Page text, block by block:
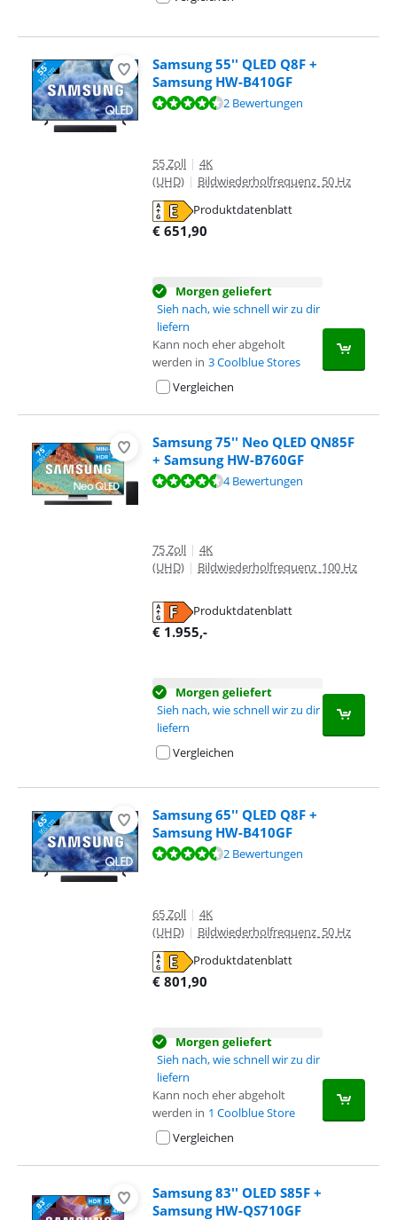
Samsung 55'' QLED Q8F +
Samsung HW-B410GF
Bewertet mit 9,0 von 10, basierend auf 2 Bewertungen.
2 Bewertungen
55 Zoll | 4K
(UHD) | Bildwiederholfrequenz 50 Hz
Produktdatenblatt
wird in neuem Tab geöffnet
€ 651,90
Morgen geliefert
Sieh nach, wie schnell wir zu dir
liefern
Kann noch eher abgeholt
werden in 3 Coolblue Stores
Vergleichen
Samsung 75'' Neo QLED QN85F
+ Samsung HW-B760GF
Bewertet mit 8,8 von 10, basierend auf 4 Bewertungen.
4 Bewertungen
75 Zoll | 4K
(UHD) | Bildwiederholfrequenz 100 Hz
Produktdatenblatt
wird in neuem Tab geöffnet
€ 1.955,-
Morgen geliefert
Sieh nach, wie schnell wir zu dir
liefern
Vergleichen
Samsung 65'' QLED Q8F +
Samsung HW-B410GF
Bewertet mit 9,0 von 10, basierend auf 2 Bewertungen.
2 Bewertungen
65 Zoll | 4K
(UHD) | Bildwiederholfrequenz 50 Hz
Produktdatenblatt
wird in neuem Tab geöffnet
€ 801,90
Morgen geliefert
Sieh nach, wie schnell wir zu dir
liefern
Kann noch eher abgeholt
werden in 1 Coolblue Store
Vergleichen
Samsung 83'' OLED S85F +
Samsung HW-QS710GF